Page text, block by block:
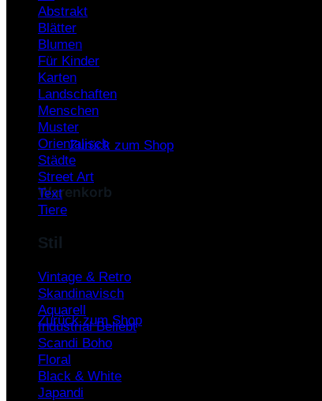
Warenkorb /
Es befinden sich keine Produkte im
Zurück zum Shop
Warenkorb
Es befinden sich keine Produkte im Warenkorb.
Zurück zum Shop
Abstrakt
Blätter
Blumen
Für Kinder
Karten
Landschaften
Menschen
Muster
Orientalisch
Städte
Street Art
Text
Tiere
Stil
Vintage & Retro
Skandinavisch
Aquarell
Industrial
Scandi Boho
Floral
Black & White
Japandi